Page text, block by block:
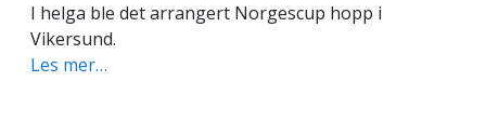
I helga ble det arrangert Norgescup hopp i
Vikersund.
Les mer…